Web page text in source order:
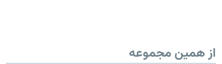
از همین مجموعه